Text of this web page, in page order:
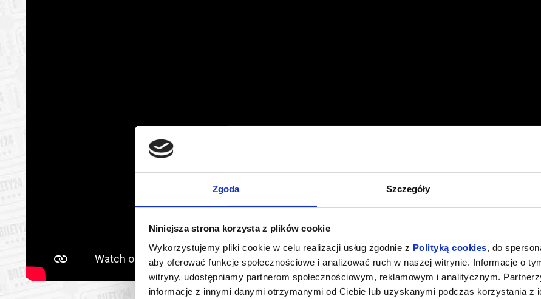
Zgoda Szczegóły
Niniejsza strona korzysta z plików cookie
Wykorzystujemy pliki cookie w celu realizacji usług zgodnie z Polityką cookies, do
aby oferować funkcje społecznościowe i analizować ruch w naszej witrynie. Informacje o
witryny, udostępniamy partnerom społecznościowym, reklamowym i analitycznym.
informacje z innymi danymi otrzymanymi od Ciebie lub uzyskanymi podczas korzystania z